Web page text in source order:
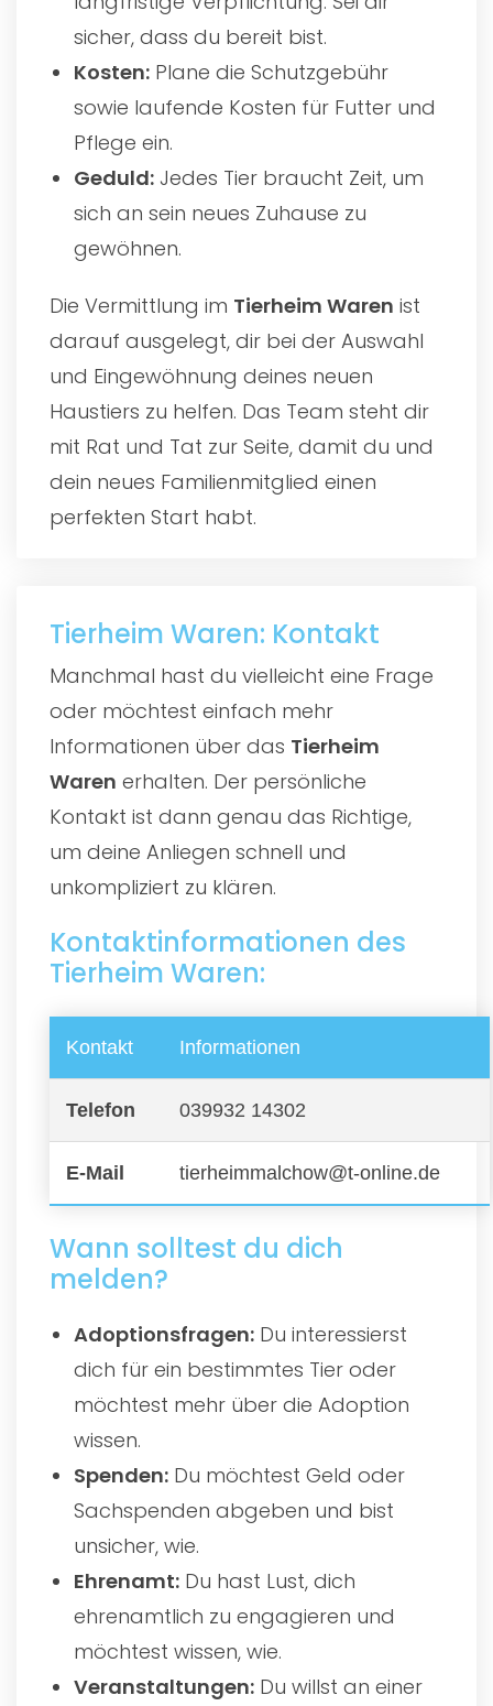
sicher, dass du bereit bist.
Kosten: Plane die Schutzgebühr
sowie laufende Kosten für Futter und
Pflege ein.
Geduld: Jedes Tier braucht Zeit, um
sich an sein neues Zuhause zu
gewöhnen.
Die Vermittlung im Tierheim Waren ist
darauf ausgelegt, dir bei der Auswahl
und Eingewöhnung deines neuen
Haustiers zu helfen. Das Team steht dir
mit Rat und Tat zur Seite, damit du und
dein neues Familienmitglied einen
perfekten Start habt.
Tierheim Waren: Kontakt
Manchmal hast du vielleicht eine Frage
oder möchtest einfach mehr
Informationen über das Tierheim
Waren erhalten. Der persönliche
Kontakt ist dann genau das Richtige,
um deine Anliegen schnell und
unkompliziert zu klären.
Kontaktinformationen des
Tierheim Waren:
Kontakt Informationen
Telefon 039932 14302
E-Mail tierheimmalchow@t-online.de
Wann solltest du dich
melden?
Adoptionsfragen: Du interessierst
dich für ein bestimmtes Tier oder
möchtest mehr über die Adoption
wissen.
Spenden: Du möchtest Geld oder
Sachspenden abgeben und bist
unsicher, wie.
Ehrenamt: Du hast Lust, dich
ehrenamtlich zu engagieren und
möchtest wissen, wie.
Veranstaltungen: Du willst an einer